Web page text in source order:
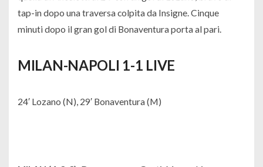
tap-in dopo una traversa colpita da Insigne. Cinque
minuti dopo il gran gol di Bonaventura porta al pari.
MILAN-NAPOLI 1-1 LIVE
24′ Lozano (N), 29′ Bonaventura (M)